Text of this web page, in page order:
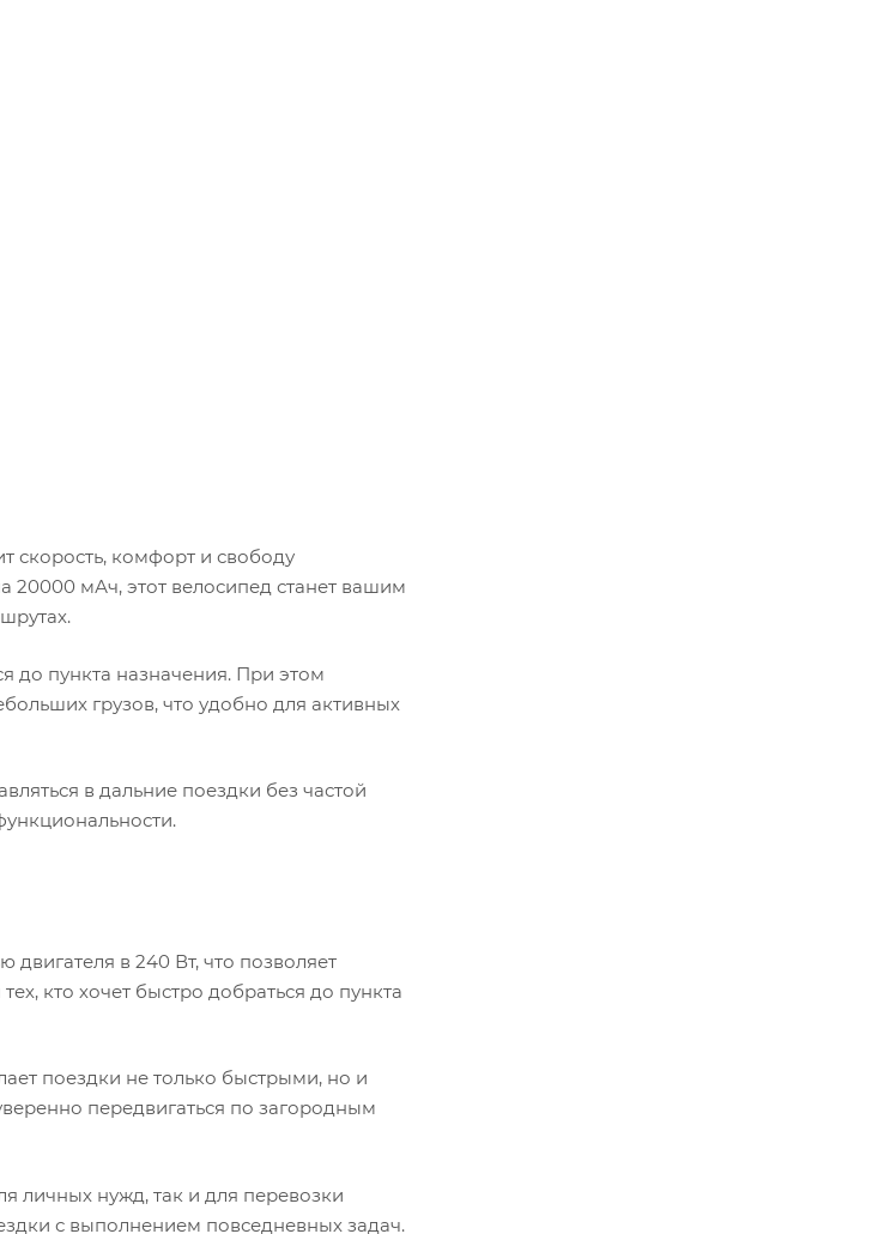
скорость, комфорт и свободу
мАч, этот велосипед станет вашим
до пункта назначения. При этом
грузов, что удобно для активных
в дальние поездки без частой
в 240 Вт, что позволяет
кто хочет быстро добраться до пункта
поездки не только быстрыми, но и
передвигаться по загородным
личных нужд, так и для перевозки
с выполнением повседневных задач.